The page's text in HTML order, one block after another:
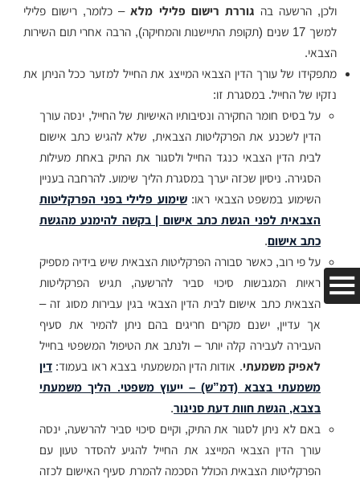
ולכן, הרשעה בה גוררת רישום פלילי מלא– כלומר, רישום פלילי
למשך 17 שנים (תקופת התיישנות והמחיקה), הרבה אחרי תום השירות
הצבאי.
מתפקידו של עורך הדין הצבאי המייצג את החייל למזער ככל הניתן את
נזקיו של החייל. במסגרת זו:
על בסיס חומר החקירה ונסיבותיו האישיות של החייל, ינסה עורך
הדין לשכנע את הפרקליטות הצבאית, שלא להגיש כתב אישום
לבית הדין הצבאי כנגד החייל ולסגור את התיק באחת מעילות
הסגירה. ניסיון שכזה יערך במסגרת הליך שימוע. להרחבה בעניין
השימוע במשפט הצבאי ראו:שימוע פלילי בפני הפרקליטות
הצבאית לפני הגשת כתב אישום | בקשה להימנע מהגשת
כתב אישום.
על פי רוב, כאשר סבורה הפרקליטות הצבאית שיש בידיה מספיק
ראיות המגבשות סיכוי סביר להרשעה, תגיש הפרקליטות
הצבאית כתב אישום לבית הדין הצבאי בגין עבירות מסוג זה –
אך עדיין, ישנם מקרים חריגים בהם ניתן להמיר את סעיף
העבירה לעבירה קלה יותר – ולנתב את הטיפול המשפטי בחייל
לאפיק משמעתי. אודות הדין המשמעתי בצבא ראו בעמוד:דין
משמעתי בצבא (דמ”ש) – ייעוץ משפטי. הליך משמעתי
בצבא, הגשת חוות דעת סניגור.
באם לא ניתן לסגור את התיק, וקיים סיכוי סביר להרשעה, ינסה
עורך הדין הצבאי המייצג את החייל להגיע להסדר טעון עם
הפרקליטות הצבאית הכולל הסכמה להמרת סעיף האישום לכזה